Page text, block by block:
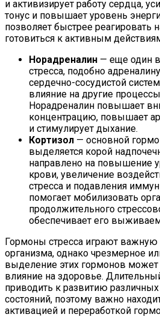
и активизирует работу сердца,
тонус и повышает уровень
позволяет быстрее реагировать
готовиться к активным
Норадреналин — еще один
стресса, подобно
сердечно-сосудистой
влияние на другие
Норадреналин повышает
концентрацию, повышает
и стимулирует дыхание.
Кортизол — основной
выделяется корой
направлено на повышение
крови, увеличение
стресса и подавления
помогает мобилизовать
продолжительного
обеспечивает его
Гормоны стресса играют важную
организма, однако чрезмерное
выделение этих гормонов может
влияние на здоровье.
приводить к развитию различных
состояний, поэтому важно
активацией и переработкой